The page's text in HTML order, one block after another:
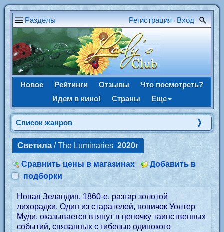
Разделы Регистрация • Вход
Новое Рейтинги Отзывы
Что посмотреть?
Идем в кино!
Страны Еще
Список жанров
Светила/ The Luminaries 2020г
Сравнить цены в магазинах
Добавить в
подборки
Новая Зеландия, 1860-е, разгар золотой
лихорадки. Один из старателей, новичок Уолтер
Муди, оказывается втянут в цепочку таинственных
событий, связанных с гибелью одинокого